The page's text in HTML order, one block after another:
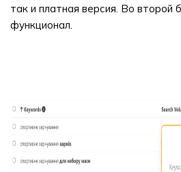
так и платная версия. Во второй
функционал.